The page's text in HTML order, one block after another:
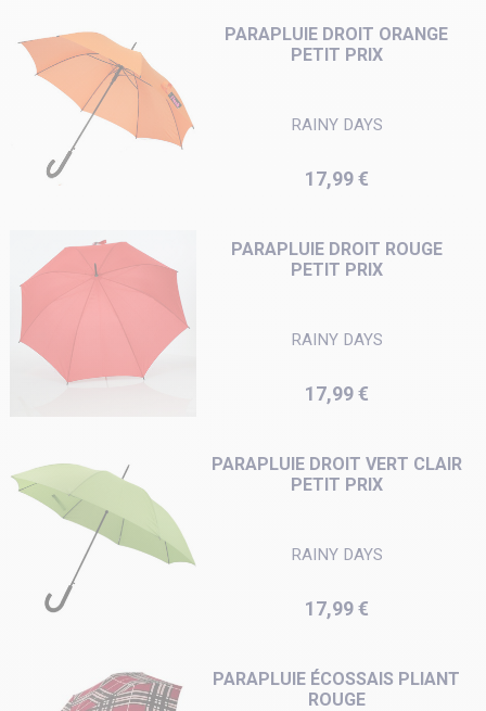
PARAPLUIE DROIT ORANGE
PETIT PRIX
RAINY DAYS
Prix
17,99 €
PARAPLUIE DROIT ROUGE
PETIT PRIX
RAINY DAYS
Prix
17,99 €
PARAPLUIE DROIT VERT CLAIR
PETIT PRIX
RAINY DAYS
Prix
17,99 €
PARAPLUIE ÉCOSSAIS PLIANT
ROUGE